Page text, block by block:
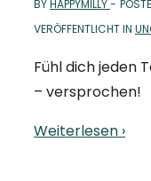
BYHAPPYMILLY
VERÖFFENTLICHT IN
Fühl dich jeden
– versprochen!
Weiterlesen ›